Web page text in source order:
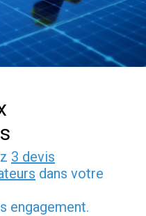
3 devis
dans votre
engagement.